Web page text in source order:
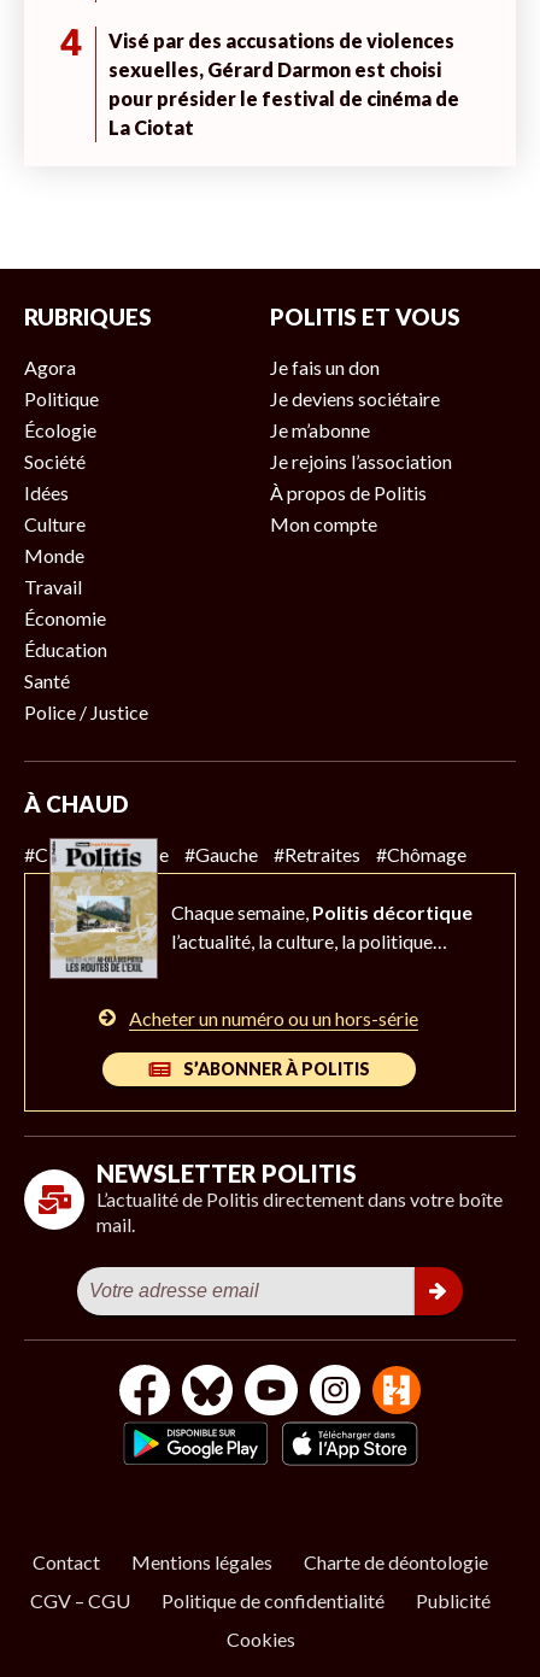
4
Visé par des accusations de violences
sexuelles, Gérard Darmon est choisi
pour présider le festival de cinéma de
La Ciotat
RUBRIQUES
Agora
Politique
Écologie
Société
Idées
Culture
Monde
Travail
Économie
Éducation
Santé
Police / Justice
POLITIS ET VOUS
Je fais un don
Je deviens sociétaire
Je m’abonne
Je rejoins l’association
À propos de Politis
Mon compte
À CHAUD
#Climat #Police #Gauche #Retraites #Chômage
Chaque semaine, Politis décortique
l’actualité, la culture, la politique…
Acheter un numéro ou un hors-série
S’ABONNER À POLITIS
NEWSLETTER POLITIS
L’actualité de Politis directement dans votre boîte
mail.
Contact Mentions légales
Charte de déontologie
CGV – CGU
Politique de confidentialité
Publicité
Cookies